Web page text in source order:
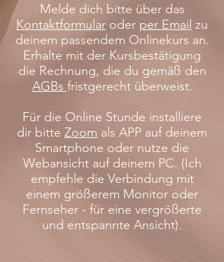
Melde dich bitte über das
Kontaktformular oder per Email zu
deinem passendem Onlinekurs an.
Erhalte mit der Kursbestätigung
die Rechnung, die du gemäß den
AGBs fristgerecht überweist.
Für die Online Stunde installiere
dir bitte Zoom als APP auf deinem
Smartphone oder nutze die
Webansicht auf deinem PC. (Ich
empfehle die Verbindung mit
einem größerem Monitor oder
Fernseher - für eine vergrößerte
und entspannte Ansicht).